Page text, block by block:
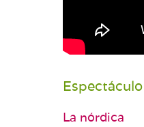
La nórdica